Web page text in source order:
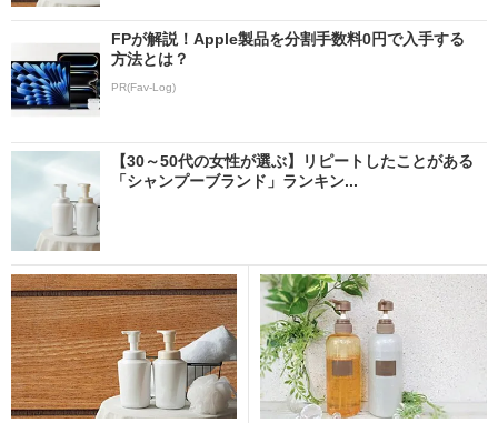
FPが解説！Apple製品を分割手数料0円で入手する
方法とは？
PR(Fav-Log)
【30～50代の女性が選ぶ】リピートしたことがある
「シャンプーブランド」ランキン...